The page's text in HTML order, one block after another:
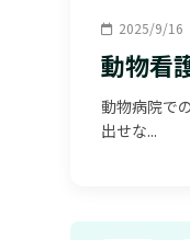
2025/9/16
動物看
動物病院で
出せな...